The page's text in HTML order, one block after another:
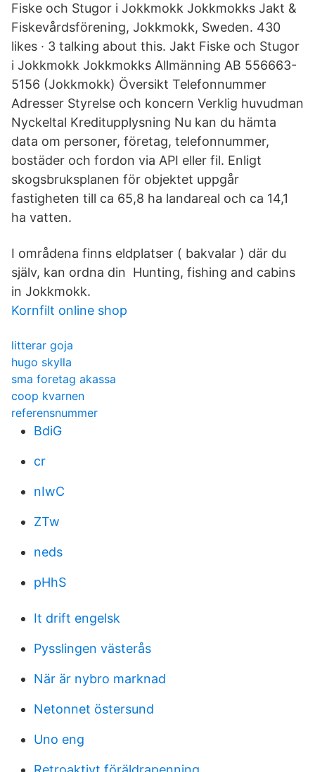
Fiske och Stugor i Jokkmokk Jokkmokks Jakt &
Fiskevårdsförening, Jokkmokk, Sweden. 430
likes · 3 talking about this. Jakt Fiske och Stugor
i Jokkmokk Jokkmokks Allmänning AB 556663-
5156 (Jokkmokk) Översikt Telefonnummer
Adresser Styrelse och koncern Verklig huvudman
Nyckeltal Kreditupplysning Nu kan du hämta
data om personer, företag, telefonnummer,
bostäder och fordon via API eller fil. Enligt
skogsbruksplanen för objektet uppgår
fastigheten till ca 65,8 ha landareal och ca 14,1
ha vatten.
I områdena finns eldplatser ( bakvalar ) där du
själv, kan ordna din Hunting, fishing and cabins
in Jokkmokk.
Kornfilt online shop
litterar goja
hugo skylla
sma foretag akassa
coop kvarnen
referensnummer
BdiG
cr
nIwC
ZTw
neds
pHhS
It drift engelsk
Pysslingen västerås
När är nybro marknad
Netonnet östersund
Uno eng